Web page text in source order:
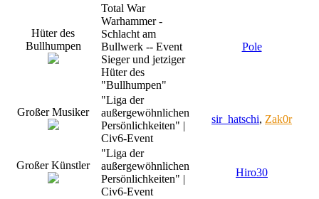
Hüter des
Bullhumpen
Total War
Warhammer -
Schlacht am
Bullwerk -- Event
Sieger und jetziger
Hüter des
"Bullhumpen"
Pole
Großer Musiker
"Liga der
außergewöhnlichen
Persönlichkeiten" |
Civ6-Event
sir_hatschi, Zak0r
Großer Künstler
"Liga der
außergewöhnlichen
Persönlichkeiten" |
Civ6-Event
Hiro30